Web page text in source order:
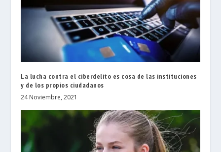
La lucha contra el ciberdelito es cosa de las instituciones
y de los propios ciudadanos
24 Noviembre, 2021